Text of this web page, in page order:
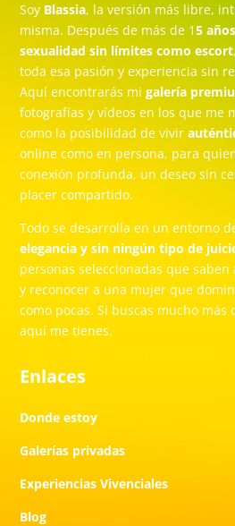
Soy Blassia, la versión más libre,
misma. Después de más de 15
sexualidad sin límites como escort
toda esa pasión y experiencia sin
Aquí encontrarás migalería
fotografías y vídeos en los que me
como la posibilidad de vivir
online como en persona, para
conexión profunda, un deseo sin
placer compartido.
Todo se desarrolla en un entorno
elegancia y sin ningún tipo de
personas seleccionadas que
y reconocer a una mujer que
como pocas. Si buscas mucho
aquí me tienes.
Enlaces
Donde estoy
Galerías privadas
Experiencias Vivenciales
Blog